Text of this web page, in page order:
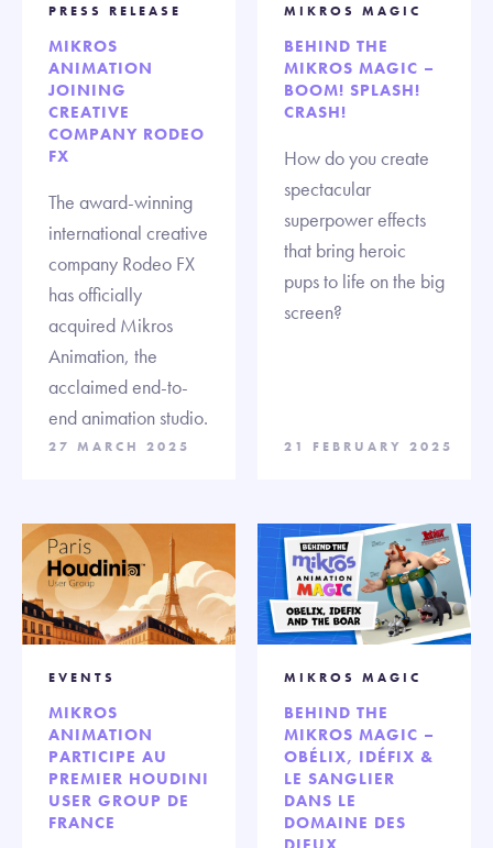
PRESS RELEASE
MIKROS
ANIMATION
JOINING
CREATIVE
COMPANY RODEO
FX
The award-winning
international creative
company Rodeo FX
has officially
acquired Mikros
Animation, the
acclaimed end-to-
end animation studio.
27 MARCH 2025
MIKROS MAGIC
BEHIND THE
MIKROS MAGIC –
BOOM! SPLASH!
CRASH!
How do you create
spectacular
superpower effects
that bring heroic
pups to life on the big
screen?
21 FEBRUARY 2025
EVENTS
MIKROS
ANIMATION
PARTICIPE AU
PREMIER HOUDINI
USER GROUP DE
FRANCE
MIKROS MAGIC
BEHIND THE
MIKROS MAGIC –
OBÉLIX, IDÉFIX &
LE SANGLIER
DANS LE
DOMAINE DES